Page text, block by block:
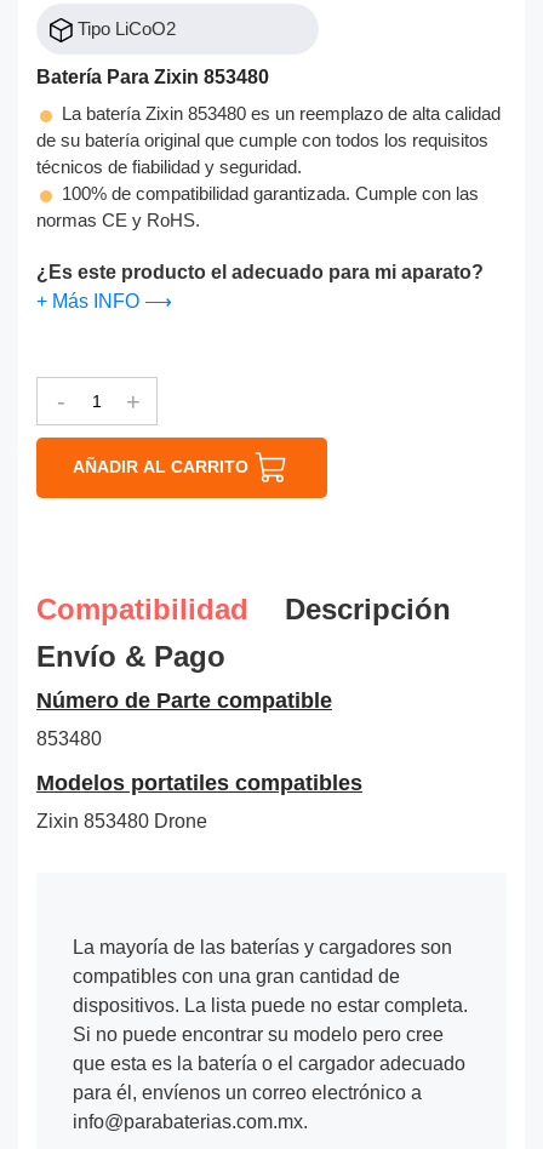
Tipo LiCoO2
Batería Para Zixin 853480
La batería Zixin 853480 es un reemplazo de alta calidad
de su batería original que cumple con todos los requisitos
técnicos de fiabilidad y seguridad.
100% de compatibilidad garantizada. Cumple con las
normas CE y RoHS.
¿Es este producto el adecuado para mi aparato?
+ Más INFO ⟶
- +
AÑADIR AL CARRITO
Compatibilidad
Descripción
Envío & Pago
Número de Parte compatible
853480
Modelos portatiles compatibles
Zixin 853480 Drone
La mayoría de las baterías y cargadores son
compatibles con una gran cantidad de
dispositivos. La lista puede no estar completa.
Si no puede encontrar su modelo pero cree
que esta es la batería o el cargador adecuado
para él, envíenos un correo electrónico a
info@parabaterias.com.mx.